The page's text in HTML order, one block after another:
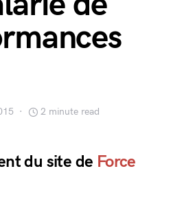
2 minute read
du site de Force